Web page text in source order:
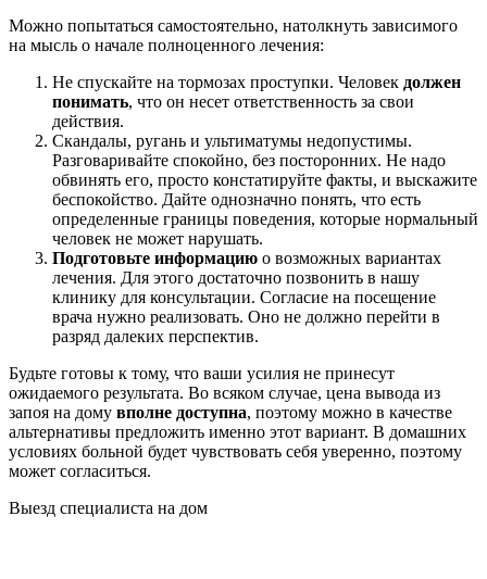
Можно попытаться самостоятельно, натолкнуть зависимого
на мысль о начале полноценного лечения:
Не спускайте на тормозах проступки. Человек должен
понимать, что он несет ответственность за свои
действия.
Скандалы, ругань и ультиматумы недопустимы.
Разговаривайте спокойно, без посторонних. Не надо
обвинять его, просто констатируйте факты, и выскажите
беспокойство. Дайте однозначно понять, что есть
определенные границы поведения, которые нормальный
человек не может нарушать.
Подготовьте информацию о возможных вариантах
лечения. Для этого достаточно позвонить в нашу
клинику для консультации. Согласие на посещение
врача нужно реализовать. Оно не должно перейти в
разряд далеких перспектив.
Будьте готовы к тому, что ваши усилия не принесут
ожидаемого результата. Во всяком случае, цена вывода из
запоя на дому вполне доступна, поэтому можно в качестве
альтернативы предложить именно этот вариант. В домашних
условиях больной будет чувствовать себя уверенно, поэтому
может согласиться.
Выезд специалиста на дом